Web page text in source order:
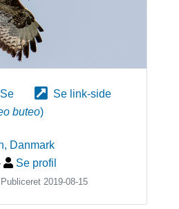
Se
Se link-side
buteo)
, Danmark
Se profil
2019-08-15